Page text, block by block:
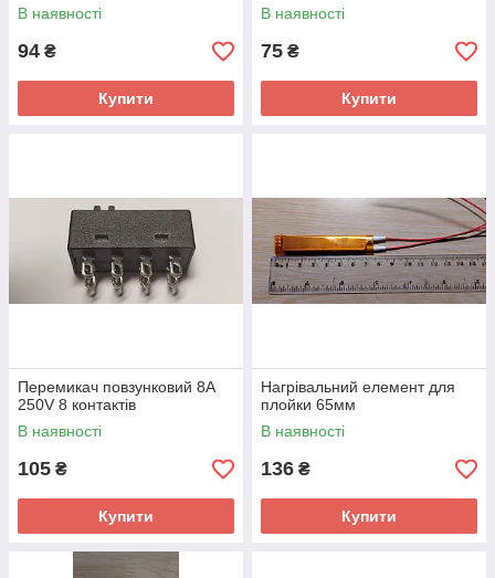
В наявності
94 ₴
Купити
В наявності
75 ₴
Купити
Перемикач повзунковий 8A
250V 8 контактів
В наявності
105 ₴
Купити
Нагрівальний елемент для
плойки 65мм
В наявності
136 ₴
Купити